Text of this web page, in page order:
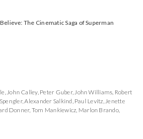
The Cinematic Saga of Superman
,John Calley, Peter Guber,John Williams, Robert
,Alexander Salkind, Paul Levitz,Jenette
Donner, Tom Mankiewicz, Marlon Brando,